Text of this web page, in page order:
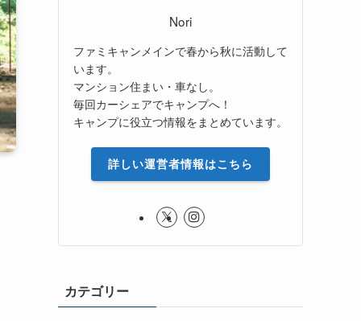
Nori
ファミキャンメインで春から秋に活動して
います。
マンション住まい・車なし。
毎回カーシェアでキャンプへ！
キャンプに役立つ情報をまとめています。
詳しい運営者情報はこちら
カテゴリー